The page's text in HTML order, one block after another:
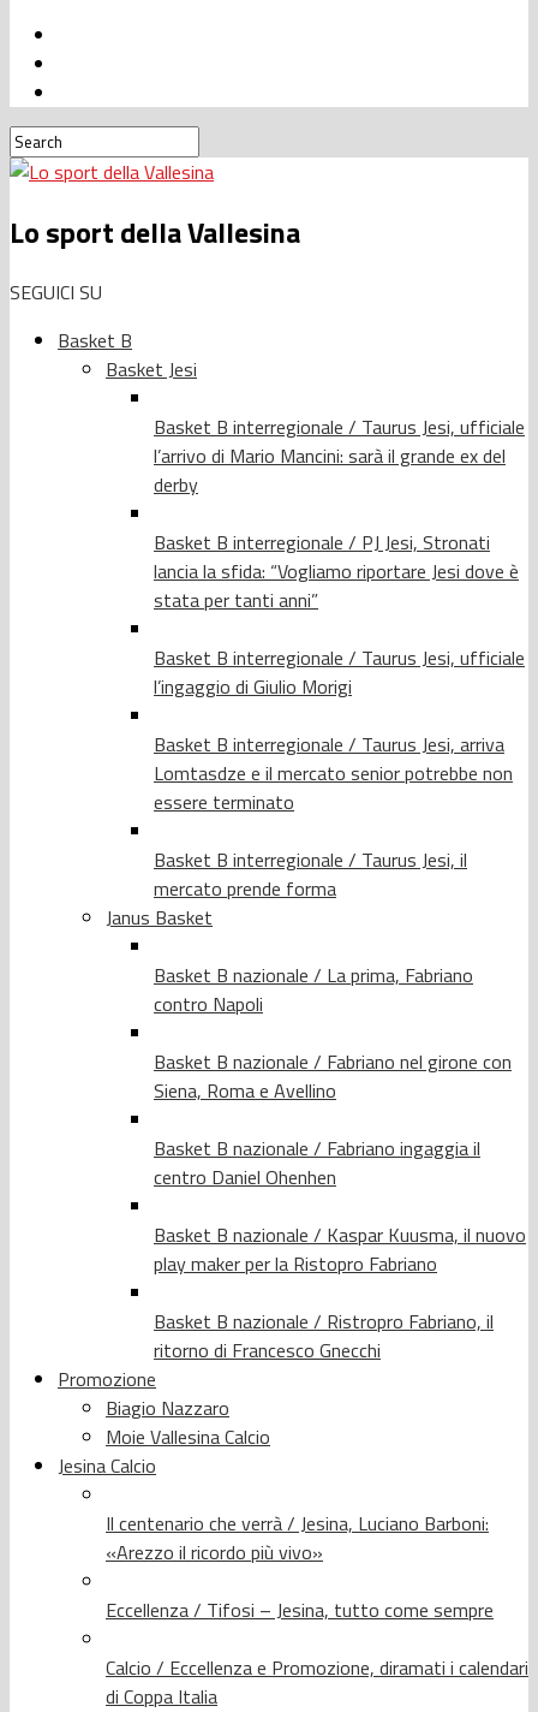
Lo sport della Vallesina
SEGUICI SU
Basket B
Basket Jesi
Basket B interregionale / Taurus Jesi, ufficiale
l’arrivo di Mario Mancini: sarà il grande ex del
derby
Basket B interregionale / PJ Jesi, Stronati
lancia la sfida: “Vogliamo riportare Jesi dove è
stata per tanti anni”
Basket B interregionale / Taurus Jesi, ufficiale
l’ingaggio di Giulio Morigi
Basket B interregionale / Taurus Jesi, arriva
Lomtasdze e il mercato senior potrebbe non
essere terminato
Basket B interregionale / Taurus Jesi, il
mercato prende forma
Janus Basket
Basket B nazionale / La prima, Fabriano
contro Napoli
Basket B nazionale / Fabriano nel girone con
Siena, Roma e Avellino
Basket B nazionale / Fabriano ingaggia il
centro Daniel Ohenhen
Basket B nazionale / Kaspar Kuusma, il nuovo
play maker per la Ristopro Fabriano
Basket B nazionale / Ristropro Fabriano, il
ritorno di Francesco Gnecchi
Promozione
Biagio Nazzaro
Moie Vallesina Calcio
Jesina Calcio
Il centenario che verrà / Jesina, Luciano Barboni:
«Arezzo il ricordo più vivo»
Eccellenza / Tifosi – Jesina, tutto come sempre
Calcio / Eccellenza e Promozione, diramati i calendari
di Coppa Italia